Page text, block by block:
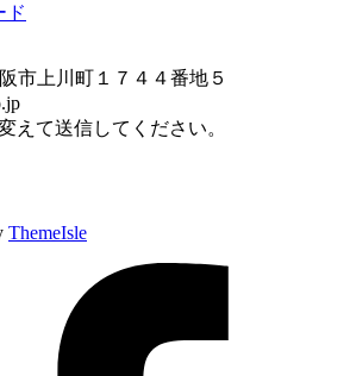
ド
市上川町１７４４番地５
えて送信してください。
ThemeIsle